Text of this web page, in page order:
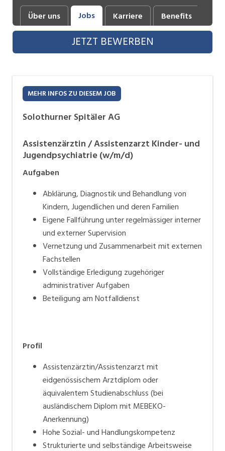
Industrie, Maschinenbau, Anlagenbau,
Produktion
Informatik, Telekommunikation
Körperpflege, Wellness
Marketing, Kommunikation, Medien, Druck
Mechanik, Elektronik, Optik, Textil (Fertigung)
Medizin, Gesundheitswesen, Pflege
Sicherheit, Rettung, Polizei, Zoll
Aussendienst
Über uns Jobs Karriere Benefits
JETZT BEWERBEN
MEHR INFOS ZU DIESEM JOB
Solothurner Spitäler AG
Assistenzärztin / Assistenzarzt Kinder- und
Jugendpsychiatrie (w/m/d)
Aufgaben
Abklärung, Diagnostik und Behandlung von
Kindern, Jugendlichen und deren Familien
Eigene Fallführung unter regelmässiger interner
und externer Supervision
Vernetzung und Zusammenarbeit mit externen
Fachstellen
Vollständige Erledigung zugehöriger
administrativer Aufgaben
Beteiligung am Notfalldienst
Profil
Assistenzärztin/Assistenzarzt mit
eidgenössischem Arztdiplom oder
äquivalentem Studienabschluss (bei
ausländischem Diplom mit MEBEKO-
Anerkennung)
Hohe Sozial- und Handlungskompetenz
Strukturierte und selbständige Arbeitsweise